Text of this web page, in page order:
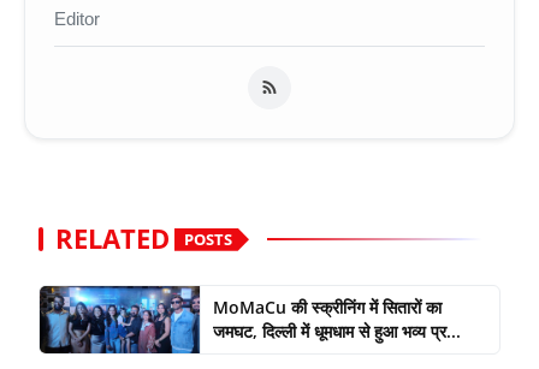
Editor
RELATED POSTS
MoMaCu की स्क्रीनिंग में सितारों का
जमघट, दिल्ली में धूमधाम से हुआ भव्य प्र...